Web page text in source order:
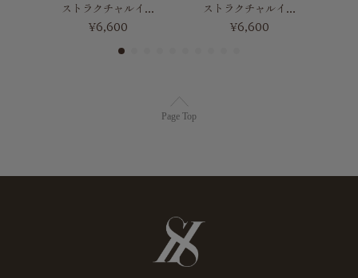
ストラクチャルイヤーカフリング(ゴールド)
¥6,600
ストラクチャルイヤーカフリング(シルバー)
¥6,600
Page Top